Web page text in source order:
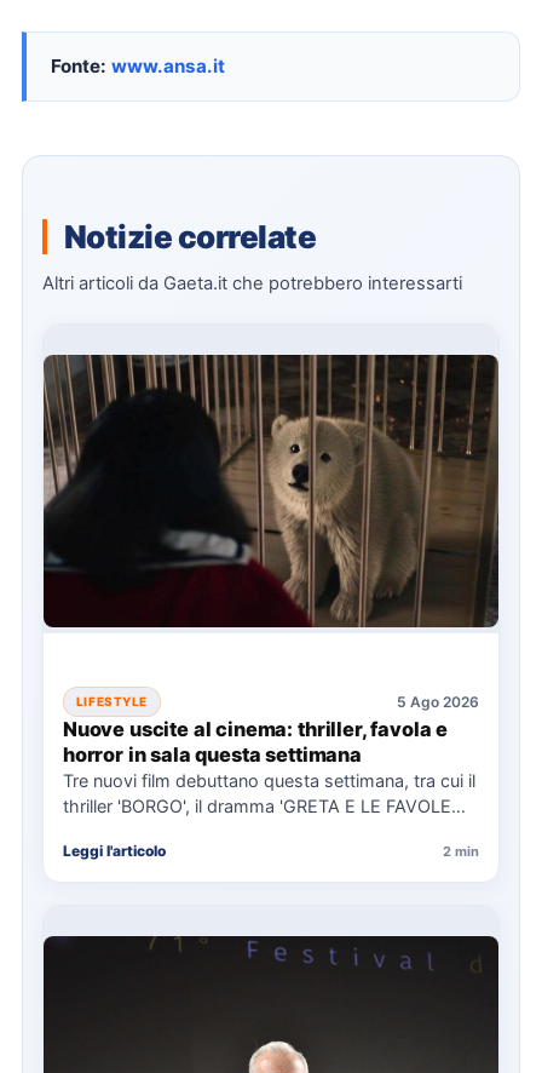
Fonte: www.ansa.it
Notizie correlate
Altri articoli da Gaeta.it che potrebbero interessarti
LIFESTYLE 5 Ago 2026
Nuove uscite al cinema: thriller, favola e
horror in sala questa settimana
Tre nuovi film debuttano questa settimana, tra cui il
thriller 'BORGO', il dramma 'GRETA E LE FAVOLE
Leggi l'articolo 2 min